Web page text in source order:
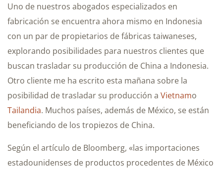
Uno de nuestros abogados especializados en
fabricación se encuentra ahora mismo en Indonesia
con un par de propietarios de fábricas taiwaneses,
explorando posibilidades para nuestros clientes que
buscan trasladar su producción de China a Indonesia.
Otro cliente me ha escrito esta mañana sobre la
posibilidad de trasladar su producción a Vietnamo
Tailandia. Muchos países, además de México, se están
beneficiando de los tropiezos de China.
Según el artículo de Bloomberg, «las importaciones
estadounidenses de productos procedentes de México